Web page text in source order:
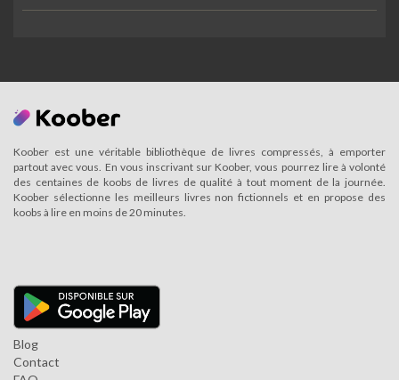
Koober est une véritable bibliothèque de livres compressés, à emporter
partout avec vous. En vous inscrivant sur Koober, vous pourrez lire à volonté
des centaines de koobs de livres de qualité à tout moment de la journée.
Koober sélectionne les meilleurs livres non fictionnels et en propose des
koobs à lire en moins de 20 minutes.
Blog
Contact